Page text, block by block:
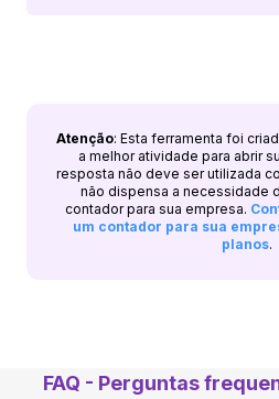
Atenção: Esta ferramenta foi
a melhor atividade para abrir
resposta não deve ser utilizada
não dispensa a necessidade
contador para sua empresa.
um contador para sua
planos.
FAQ - Perguntas